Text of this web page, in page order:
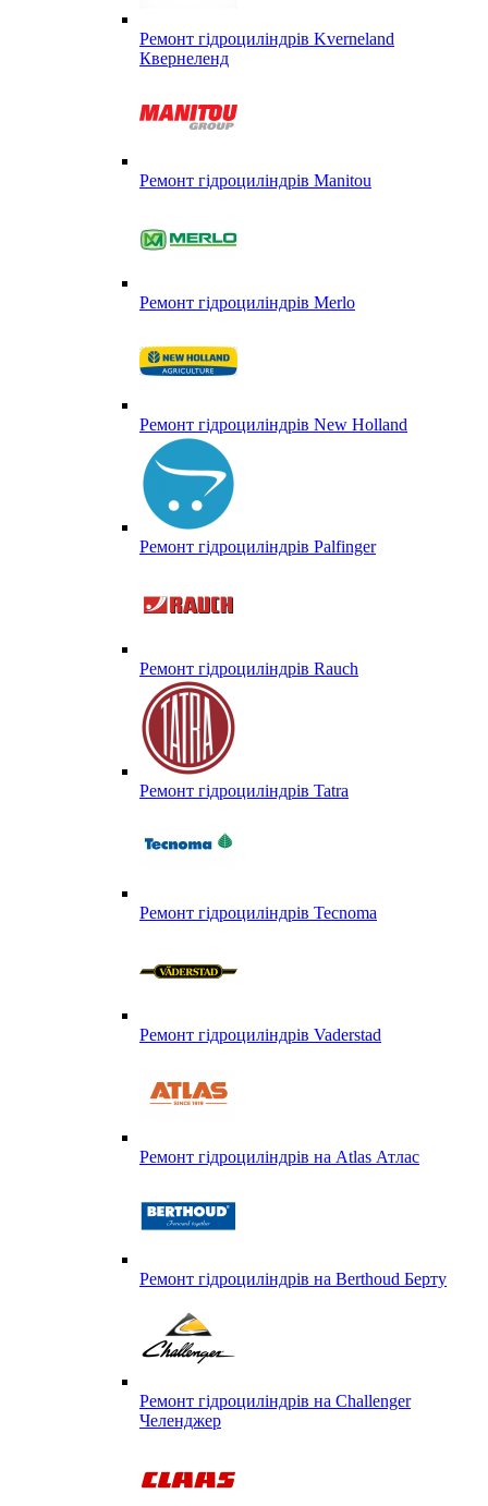
Ремонт гідроциліндрів Kverneland
Квернеленд
Ремонт гідроциліндрів Manitou
Ремонт гідроциліндрів Merlo
Ремонт гідроциліндрів New Holland
Ремонт гідроциліндрів Palfinger
Ремонт гідроциліндрів Rauch
Ремонт гідроциліндрів Tatra
Ремонт гідроциліндрів Tecnoma
Ремонт гідроциліндрів Vaderstad
Ремонт гідроциліндрів на Atlas Атлас
Ремонт гідроциліндрів на Berthoud Берту
Ремонт гідроциліндрів на Challenger
Челенджер